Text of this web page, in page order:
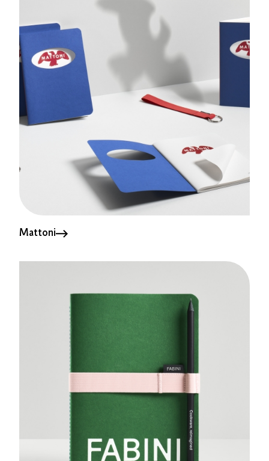
Mattoni